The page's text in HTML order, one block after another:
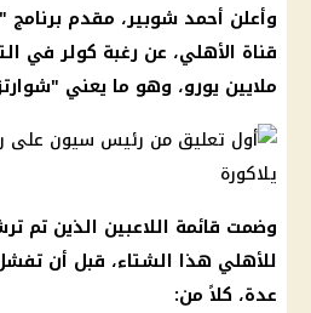
وأعلن أحمد شوبير، مقدم
قناة الأهلي، عن رغبة كولر
ملايين يورو، وهو ما يعني
وضمت قائمة اللاعبين الذين تم
للأهلي هذا الشتاء، قبل أن
عدة، كلاً من: